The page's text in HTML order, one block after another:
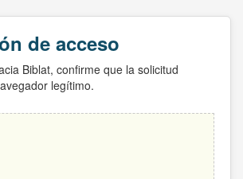
de acceso
Biblat, confirme que la solicitud
legítimo.